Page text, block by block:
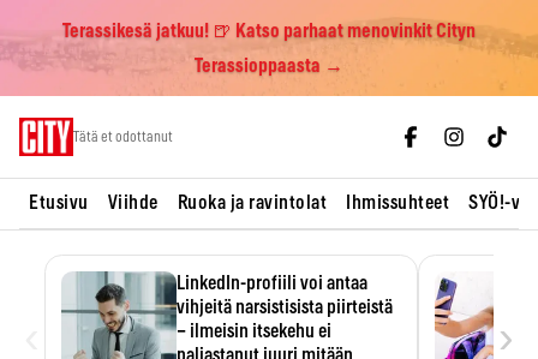
Terassikesä jatkuu! 🍺 Katso parhaat menovinkit Cityn
Terassioppaasta →
Tätä et odottanut
Etusivu Viihde Ruoka ja ravintolat Ihmissuhteet SYÖ!-
LinkedIn-profiili voi antaa
vihjeitä narsistisista piirteistä
– ilmeisin itsekehu ei
›